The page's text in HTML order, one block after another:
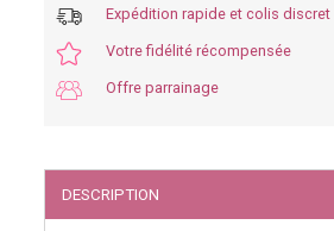
Expédition rapide et colis discret
Votre fidélité récompensée
Offre parrainage
DESCRIPTION